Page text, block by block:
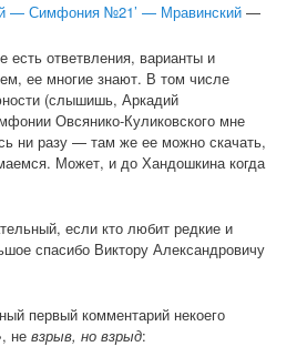
— Симфония №21’ — Мравинский —
есть ответвления, варианты и
ее многие знают. В том числе
(слышишь, Аркадий
Овсянико-Куликовского мне
ни разу — там же ее можно скачать,
Может, и до Хандошкина когда
если кто любит редкие и
спасибо Виктору Александровичу
первый комментарий некоего
невзрыв, но взрыд: